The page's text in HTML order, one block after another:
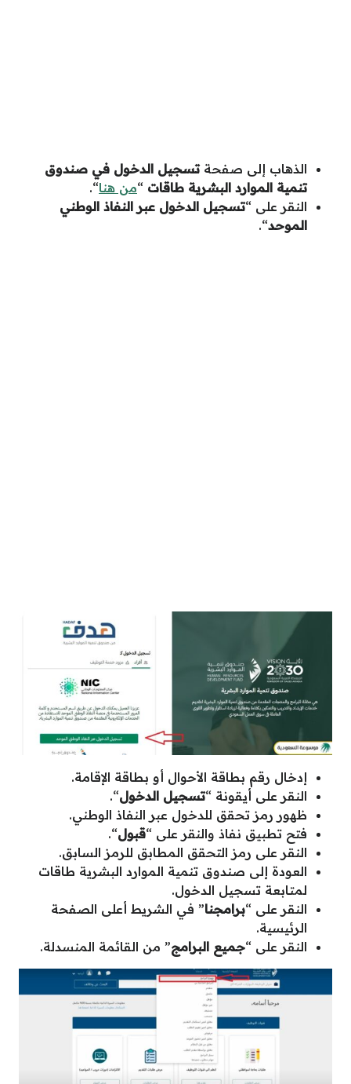
الذهاب إلى صفحة تسجيل الدخول في صندوق
تنمية الموارد البشرية طاقات “من هنا“.
النقر على “تسجيل الدخول عبر النفاذ الوطني
الموحد“.
إدخال رقم بطاقة الأحوال أو بطاقة الإقامة.
النقر على أيقونة “تسجيل الدخول“.
ظهور رمز تحقق للدخول عبر النفاذ الوطني.
فتح تطبيق نفاذ والنقر على “قبول“.
النقر على رمز التحقق المطابق للرمز السابق.
العودة إلى صندوق تنمية الموارد البشرية طاقات
لمتابعة تسجيل الدخول.
النقر على “برامجنا” في الشريط أعلى الصفحة
الرئيسية.
النقر على “جميع البرامج” من القائمة المنسدلة.